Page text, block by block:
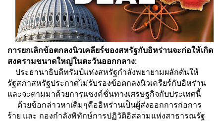
การยกเลิกข้อตกลงนิวเคลียร์ของสหรัฐกับอิหร่านจะก่อให้เกิด
สงครามขนาดใหญ่ในตะวันออกกลาง:
ประธานาธิบดีทรัมป์แห่งสหรัฐกำลังพยายามผลักดันให้
รัฐสภาสหรัฐประกาศไม่รับรองข้อตกลงนิวเครียร์กับอิหร่าน
และจะตามมาด้วยการแซงค์ชั่นทางเศรษฐกิจกับประเทศนี้
ด้วยข้อกล่าวหาเดิมๆคืออิหร่านเป็นผู้ส่งออกการก่อการ
ร้าย และ กองกำลังพิทักษ์การปฏิวัติอิสลามแห่งสาธารณรัฐ